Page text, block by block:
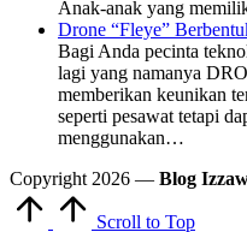
Anak-anak yang
Drone “Fleye”
Bagi Anda pecinta
lagi yang namanya
memberikan keunikan
seperti pesawat tetapi
menggunakan…
Copyright 2026 — Blog
Scroll to Top